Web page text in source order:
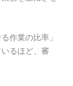
作業の比率」
るほど、審